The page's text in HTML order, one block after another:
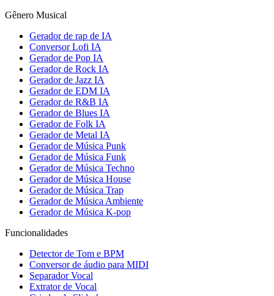
Gênero Musical
Gerador de rap de IA
Conversor Lofi IA
Gerador de Pop IA
Gerador de Rock IA
Gerador de Jazz IA
Gerador de EDM IA
Gerador de R&B IA
Gerador de Blues IA
Gerador de Folk IA
Gerador de Metal IA
Gerador de Música Punk
Gerador de Música Funk
Gerador de Música Techno
Gerador de Música House
Gerador de Música Trap
Gerador de Música Ambiente
Gerador de Música K-pop
Funcionalidades
Detector de Tom e BPM
Conversor de áudio para MIDI
Separador Vocal
Extrator de Vocal